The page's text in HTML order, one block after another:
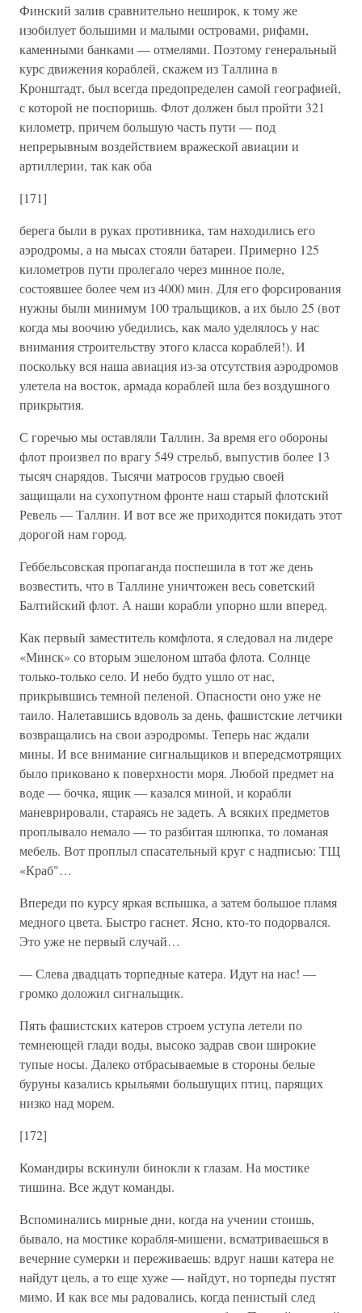
Финский залив сравнительно неширок, к тому же
изобилует большими и малыми островами, рифами,
каменными банками — отмелями. Поэтому генеральный
курс движения кораблей, скажем из Таллина в
Кронштадт, был всегда предопределен самой географией,
с которой не поспоришь. Флот должен был пройти 321
километр, причем большую часть пути — под
непрерывным воздействием вражеской авиации и
артиллерии, так как оба
[171]
берега были в руках противника, там находились его
аэродромы, а на мысах стояли батареи. Примерно 125
километров пути пролегало через минное поле,
состоявшее более чем из 4000 мин. Для его форсирования
нужны были минимум 100 тральщиков, а их было 25 (вот
когда мы воочию убедились, как мало уделялось у нас
внимания строительству этого класса кораблей!). И
поскольку вся наша авиация из-за отсутствия аэродромов
улетела на восток, армада кораблей шла без воздушного
прикрытия.
С горечью мы оставляли Таллин. За время его обороны
флот произвел по врагу 549 стрельб, выпустив более 13
тысяч снарядов. Тысячи матросов грудью своей
защищали на сухопутном фронте наш старый флотский
Ревель — Таллин. И вот все же приходится покидать этот
дорогой нам город.
Геббельсовская пропаганда поспешила в тот же день
возвестить, что в Таллине уничтожен весь советский
Балтийский флот. А наши корабли упорно шли вперед.
Как первый заместитель комфлота, я следовал на лидере
«Минск» со вторым эшелоном штаба флота. Солнце
только-только село. И небо будто ушло от нас,
прикрывшись темной пеленой. Опасности оно уже не
таило. Налетавшись вдоволь за день, фашистские летчики
возвращались на свои аэродромы. Теперь нас ждали
мины. И все внимание сигнальщиков и впередсмотрящих
было приковано к поверхности моря. Любой предмет на
воде — бочка, ящик — казался миной, и корабли
маневрировали, стараясь не задеть. А всяких предметов
проплывало немало — то разбитая шлюпка, то ломаная
мебель. Вот проплыл спасательный круг с надписью: ТЩ
«Краб"…
Впереди по курсу яркая вспышка, а затем большое пламя
медного цвета. Быстро гаснет. Ясно, кто-то подорвался.
Это уже не первый случай…
— Слева двадцать торпедные катера. Идут на нас! —
громко доложил сигнальщик.
Пять фашистских катеров строем уступа летели по
темнеющей глади воды, высоко задрав свои широкие
тупые носы. Далеко отбрасываемые в стороны белые
буруны казались крыльями большущих птиц, парящих
низко над морем.
[172]
Командиры вскинули бинокли к глазам. На мостике
тишина. Все ждут команды.
Вспоминались мирные дни, когда на учении стоишь,
бывало, на мостике корабля-мишени, всматриваешься в
вечерние сумерки и переживаешь: вдруг наши катера не
найдут цель, а то еще хуже — найдут, но торпеды пустят
мимо. И как все мы радовались, когда пенистый след